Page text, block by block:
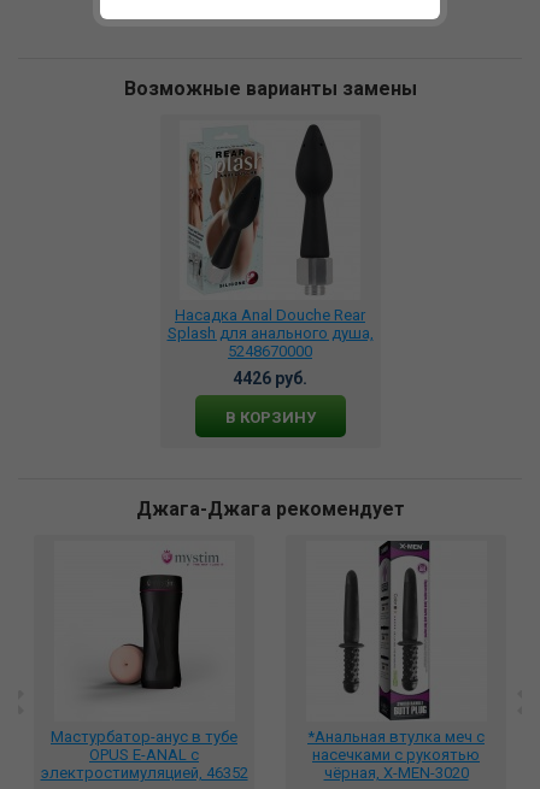
Возможные варианты замены
Насадка Anal Douche Rear
Splash для анального душа,
5248670000
4426 руб.
В КОРЗИНУ
Джага-Джага рекомендует
Мастурбатор-анус в тубе
OPUS E-ANAL с
электростимуляцией, 46352
*Анальная втулка меч с
насечками с рукоятью
чёрная, X-MEN-3020